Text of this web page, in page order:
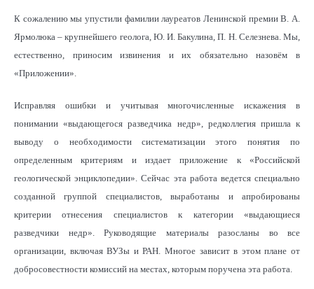
К сожалению мы упустили фамилии лауреатов Ленинской премии В. А.
Ярмолюка – крупнейшего геолога, Ю. И. Бакулина, П. Н. Селезнева. Мы,
естественно, приносим извинения и их обязательно назовём в
«Приложении».
Исправляя ошибки и учитывая многочисленные искажения в
понимании «выдающегося разведчика недр», редколлегия пришла к
выводу о необходимости систематизации этого понятия по
определенным критериям и издает приложение к «Российской
геологической энциклопедии». Сейчас эта работа ведется специально
созданной группой специалистов, выработаны и апробированы
критерии отнесения специалистов к категории «выдающиеся
разведчики недр». Руководящие материалы разосланы во все
организации, включая ВУЗы и РАН. Многое зависит в этом плане от
добросовестности комиссий на местах, которым поручена эта работа.